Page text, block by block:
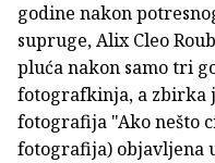
godine nakon
supruge, Alix Cleo
pluća nakon samo tri
fotografkinja, a zbirka
fotografija "Ako nešto
fotografija) objavljena